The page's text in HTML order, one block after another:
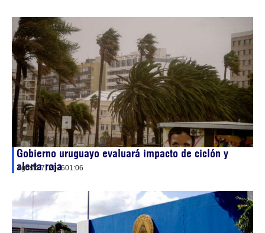
Gobierno uruguayo evaluará impacto de ciclón y
alerta roja
agosto 7, 202601:06